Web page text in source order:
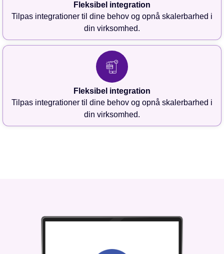
Fleksibel integration
Tilpas integrationer til dine behov og opnå skalerbarhed i
din virksomhed.
Fleksibel integration
Tilpas integrationer til dine behov og opnå skalerbarhed i
din virksomhed.